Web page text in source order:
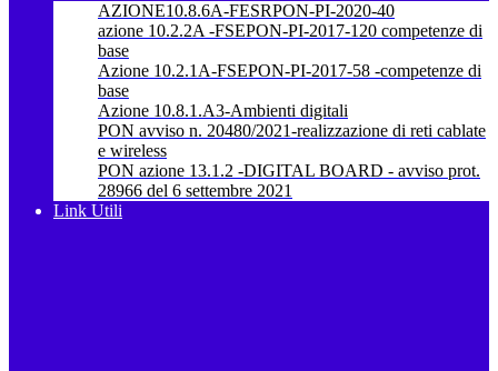
AZIONE10.8.6A-FESRPON-PI-2020-40
azione 10.2.2A -FSEPON-PI-2017-120 competenze di
base
Azione 10.2.1A-FSEPON-PI-2017-58 -competenze di
base
Azione 10.8.1.A3-Ambienti digitali
PON avviso n. 20480/2021-realizzazione di reti cablate
e wireless
PON azione 13.1.2 -DIGITAL BOARD - avviso prot.
28966 del 6 settembre 2021
Link Utili